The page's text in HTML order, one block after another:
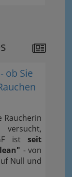
ob Sie
Raucherin
ist seit
- von
Null und